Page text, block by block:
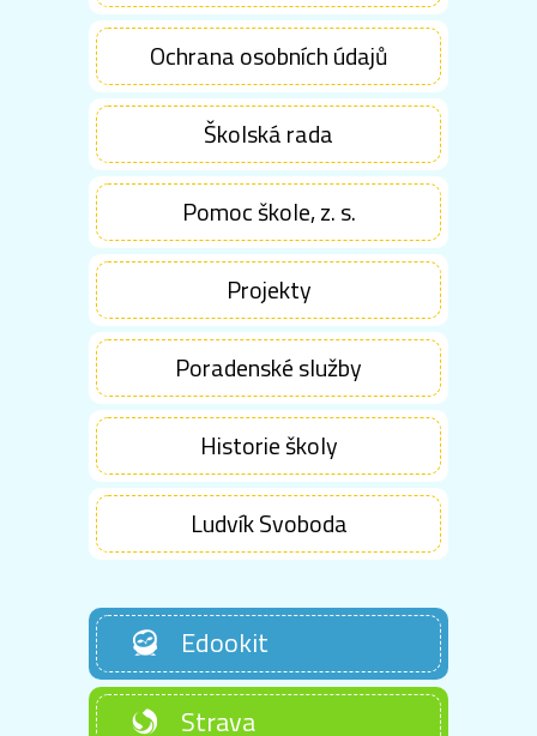
Ochrana osobních údajů
Školská rada
Pomoc škole, z. s.
Projekty
Poradenské služby
Historie školy
Ludvík Svoboda
Edookit
Strava